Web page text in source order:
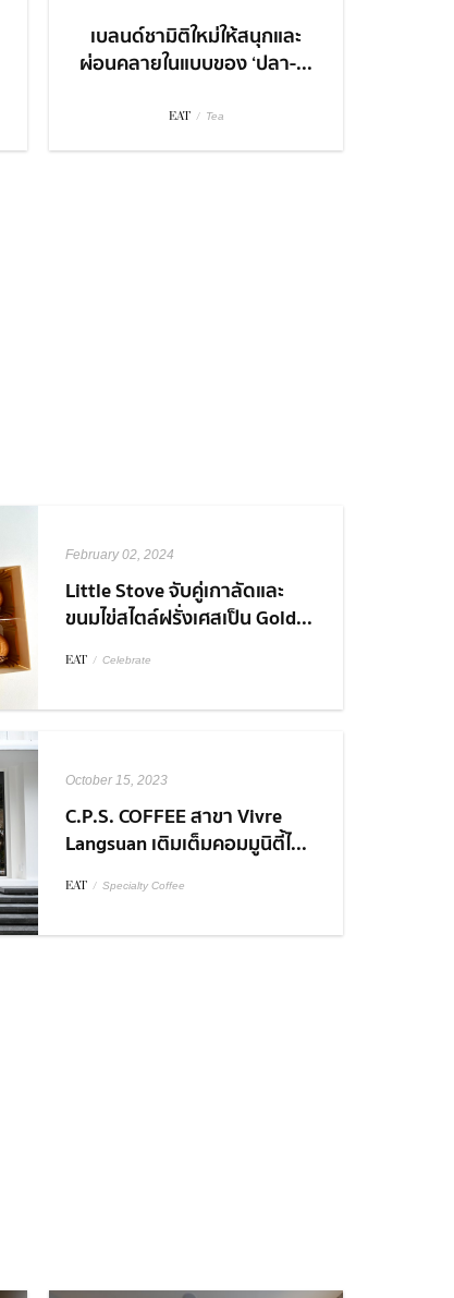
เบลนด์ชามิติใหม่ให้สนุกและ
ผ่อนคลายในแบบของ ‘ปลา-...
EAT / Tea
February 02, 2024
Little Stove จับคู่เกาลัดและ
ขนมไข่สไตล์ฝรั่งเศสเป็น Gold...
EAT / Celebrate
October 15, 2023
C.P.S. COFFEE สาขา Vivre
Langsuan เติมเต็มคอมมูนิตี้ไ...
EAT / Specialty Coffee